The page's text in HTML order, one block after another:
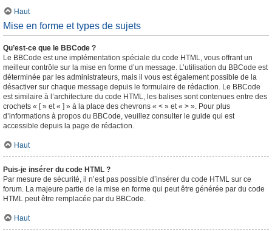
Haut
Mise en forme et types de sujets
Qu’est-ce que le BBCode ?
Le BBCode est une implémentation spéciale du code HTML, vous offrant un
meilleur contrôle sur la mise en forme d’un message. L’utilisation du BBCode est
déterminée par les administrateurs, mais il vous est également possible de la
désactiver sur chaque message depuis le formulaire de rédaction. Le BBCode
est similaire à l’architecture du code HTML, les balises sont contenues entre des
crochets « [ » et « ] » à la place des chevrons « < » et « > ». Pour plus
d’informations à propos du BBCode, veuillez consulter le guide qui est
accessible depuis la page de rédaction.
Haut
Puis-je insérer du code HTML ?
Par mesure de sécurité, il n’est pas possible d’insérer du code HTML sur ce
forum. La majeure partie de la mise en forme qui peut être générée par du code
HTML peut être remplacée par du BBCode.
Haut